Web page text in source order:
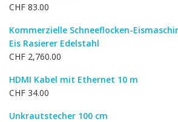
CHF 83.00
Kommerzielle Schneeflocken-
Eis Rasierer Edelstahl
CHF 2,760.00
HDMI Kabel mit Ethernet 10 m
CHF 34.00
Unkrautstecher 100 cm